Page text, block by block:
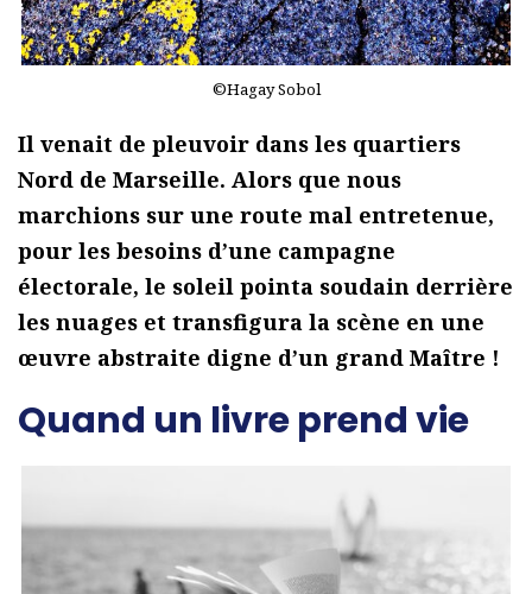
©Hagay Sobol
Il venait de pleuvoir dans les quartiers
Nord de Marseille. Alors que nous
marchions sur une route mal entretenue,
pour les besoins d’une campagne
électorale, le soleil pointa soudain derrière
les nuages et transfigura la scène en une
œuvre abstraite digne d’un grand Maître !
Quand un livre prend vie